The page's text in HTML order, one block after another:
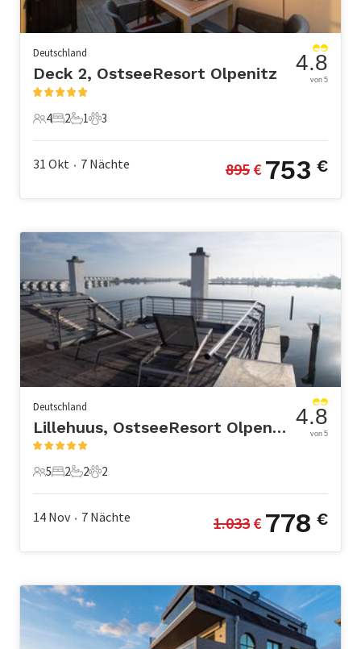
Deutschland
Deck 2, OstseeResort Olpenitz
4 Gäste
4
2 Schlafzimmer
2
1 Badezimmer
1
3 Haustiere
3
4.8
von 5
31 Okt • 7 Nächte 895 € 753 €
Deutschland
Lillehuus, OstseeResort Olpenitz
5 Gäste
5
2 Schlafzimmer
2
2 Badezimmer
2
2 Haustiere
2
4.8
von 5
14 Nov • 7 Nächte 1.033 € 778 €